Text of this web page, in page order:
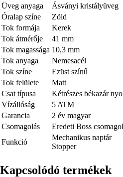
Üveg anyaga
Ásványi kristályüveg
Óralap színe
Zöld
Tok formája
Kerek
Tok átmérője
41 mm
Tok magassága 10,3 mm
Tok anyaga
Nemesacél
Tok színe
Ezüst színű
Tok felülete
Matt
Csat típusa
Kétrészes békazár
Vízállóság
5 ATM
Garancia
2 év magyar
Csomagolás
Eredeti Boss
Funkció
Mechanikus naptár
Stopper
Kapcsolódó termékek